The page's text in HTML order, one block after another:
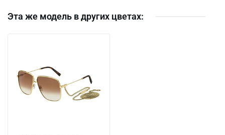
Эта же модель в других цветах: